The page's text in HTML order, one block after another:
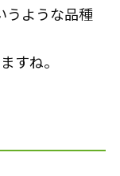
うような品種
すね。